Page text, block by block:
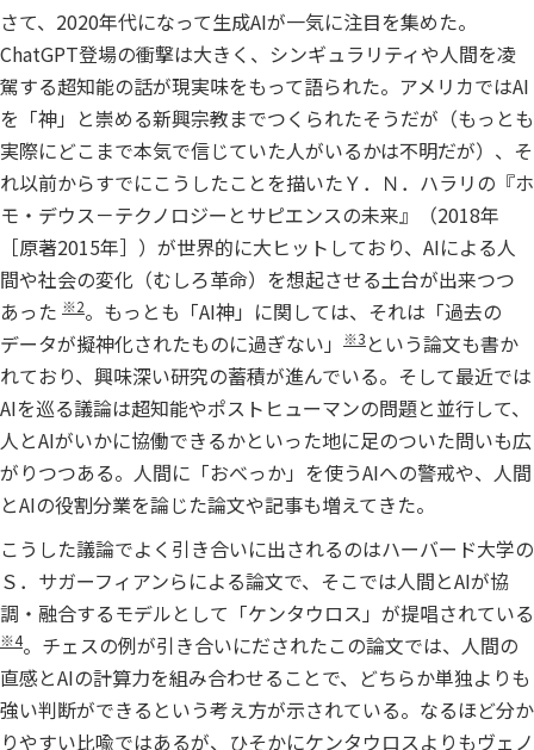
さて、2020年代になって生成AIが一気に注目を集めた。
ChatGPT登場の衝撃は大きく、シンギュラリティや人間を凌
駕する超知能の話が現実味をもって語られた。アメリカではAI
を「神」と崇める新興宗教までつくられたそうだが（もっとも
実際にどこまで本気で信じていた人がいるかは不明だが）、そ
れ以前からすでにこうしたことを描いたＹ．Ｎ．ハラリの『ホ
モ・デウス－テクノロジーとサピエンスの未来』（2018年
［原著2015年］）が世界的に大ヒットしており、AIによる人
間や社会の変化（むしろ革命）を想起させる土台が出来つつ
あった ※2。もっとも「AI神」に関しては、それは「過去の
データが擬神化されたものに過ぎない」
※3 という論文も書か
れており、興味深い研究の蓄積が進んでいる。そして最近では
AIを巡る議論は超知能やポストヒューマンの問題と並行して、
人とAIがいかに協働できるかといった地に足のついた問いも広
がりつつある。人間に「おべっか」を使うAIへの警戒や、人間
とAIの役割分業を論じた論文や記事も増えてきた。
こうした議論でよく引き合いに出されるのはハーバード大学の
Ｓ．サガーフィアンらによる論文で、そこでは人間とAIが協
調・融合するモデルとして「ケンタウロス」が提唱されている
※4。チェスの例が引き合いにだされたこの論文では、人間の
直感とAIの計算力を組み合わせることで、どちらか単独よりも
強い判断ができるという考え方が示されている。なるほど分か
りやすい比喩ではあるが、ひそかにケンタウロスよりもヴェノ